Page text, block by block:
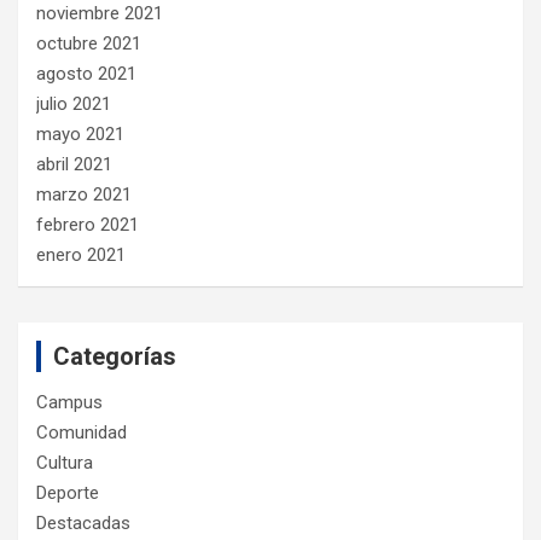
noviembre 2021
octubre 2021
agosto 2021
julio 2021
mayo 2021
abril 2021
marzo 2021
febrero 2021
enero 2021
Categorías
Campus
Comunidad
Cultura
Deporte
Destacadas